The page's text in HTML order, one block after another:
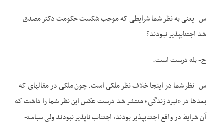
س- یعنی به نظر شما شرایطی که موجب شکست حکومت دکتر مصدق
شد اجتناب­­پذیر نبودند؟
ج- بله درست است.
س- نظر شما در اینجا خلاف نظر ملکی است. چون ملکی در مقاله­ای که
بعدها در «نبرد زندگی» منتشر شد درست عکس این نظر شما را داشت که
آن شرایط در واقع اجتناب­پذیر بودند، اجتناب ناپذیر نبودند ولی سیاست­